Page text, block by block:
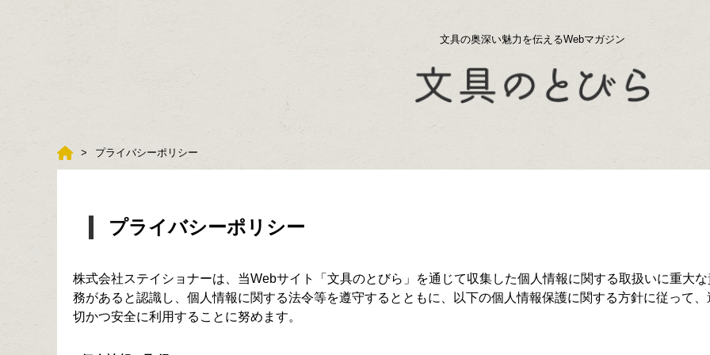
文具の奥深い魅力を伝えるWebマガジン
プライバシーポリシー
プライバシーポリシー
株式会社ステイショナーは、当Webサイト「文具のとびら」を通じて収集した個人情報に関する取扱いに重大な
務があると認識し、個人情報に関する法令等を遵守するとともに、以下の個人情報保護に関する方針に従って、
切かつ安全に利用することに努めます。